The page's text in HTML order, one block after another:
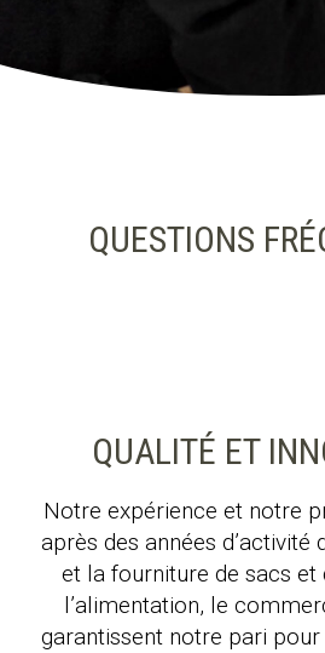
QUESTIONS
QUALITÉ ET
Notre expérience et notre
après des années d’activité
et la fourniture de sacs et
l’alimentation, le
garantissent notre pari